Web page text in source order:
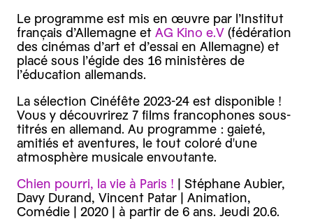
Le programme est mis en œuvre par l’Institut
français d’Allemagne et AG Kino e.V (fédération
des cinémas d’art et d’essai en Allemagne) et
placé sous l’égide des 16 ministères de
l’éducation allemands.
La sélection Cinéfête 2023-24 est disponible !
Vous y découvrirez 7 films francophones sous-
titrés en allemand. Au programme : gaieté,
amitiés et aventures, le tout coloré d'une
atmosphère musicale envoutante.
C hien pourri, la vie à Paris ! | Stéphane Aubier,
Davy Durand, Vincent Patar | Animation,
Comédie | 2020 | à partir de 6 ans. Jeudi 20.6.